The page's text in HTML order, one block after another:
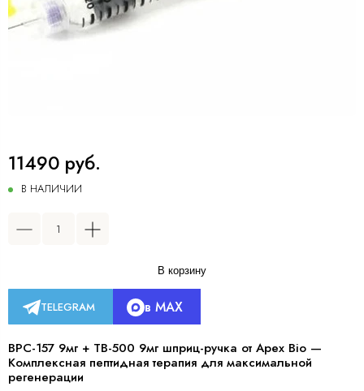
11490 руб.
В НАЛИЧИИ
В корзину
TELEGRAM в MAX
BPC-157 9мг + TB-500 9мг шприц-ручка от Apex Bio —
Комплексная пептидная терапия для максимальной
регенерации